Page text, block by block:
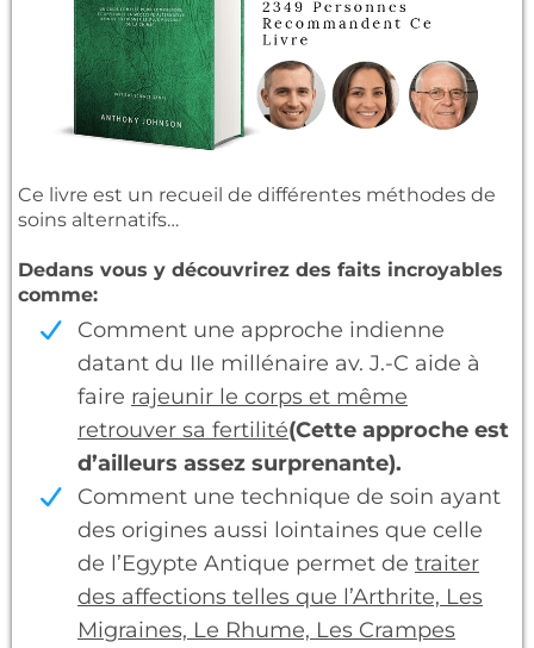
Ce livre est un recueil de différentes méthodes de
soins alternatifs…
Dedans vous y découvrirez des faits incroyables
comme:
Comment une approche indienne
datant du IIe millénaire av. J.-C aide à
faire rajeunir le corps et même
retrouver sa fertilité(Cette approche est
d’ailleurs assez surprenante).
Comment une technique de soin ayant
des origines aussi lointaines que celle
de l’Egypte Antique permet de traiter
des affections telles que l’Arthrite, Les
Migraines, Le Rhume, Les Crampes